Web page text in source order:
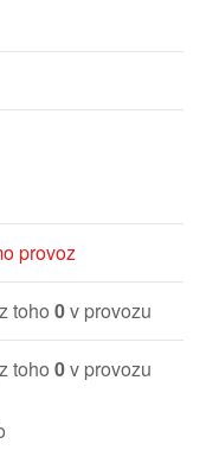
provoz
toho 0v provozu
toho 0v provozu